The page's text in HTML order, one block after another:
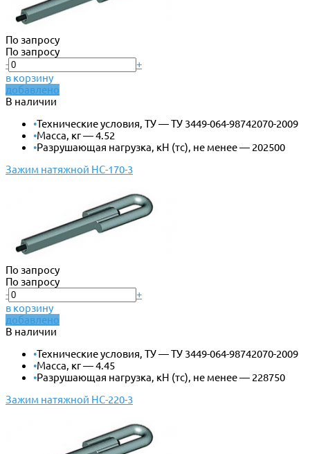
По запросу
По запросу
-
+
в корзину
добавлено
В наличии
•Технические условия, ТУ — ТУ 3449-064-98742070-2009
•Масса, кг — 4.52
•Разрушающая нагрузка, кН (тс), не менее — 202500
Зажим натяжной НС-170-3
По запросу
По запросу
-
+
в корзину
добавлено
В наличии
•Технические условия, ТУ — ТУ 3449-064-98742070-2009
•Масса, кг — 4.45
•Разрушающая нагрузка, кН (тс), не менее — 228750
Зажим натяжной НС-220-3